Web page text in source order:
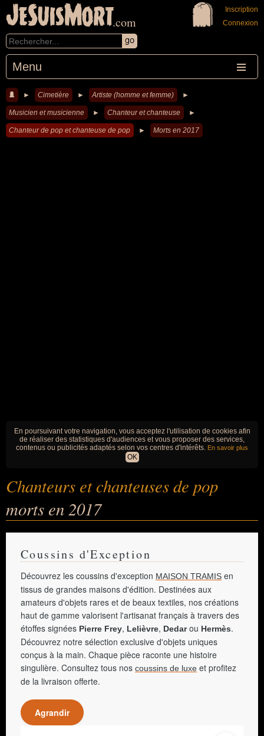
JeSuisMort.com
Menu
Inscription
Connexion
► Cimetière ► Artiste (homme et femme) ►
Musicien et musicienne ► Chanteur et chanteuse ►
Chanteur de pop et chanteuse de pop ► Morts en 2017
En poursuivant votre navigation, vous acceptez l'utilisation de cookies afin
de réaliser des statistiques d'audiences et vous proposer des services,
contenus ou publicités adaptés selon vos centres d'intérêts. En savoir plus
OK
Chanteurs et chanteuses de pop
morts en 2017
Coussins d'Exception
Découvrez les coussins d'exception MAISON TRAMIS en
tissus de grandes maisons d'édition. Destinées aux
amateurs d'objets rares et de beaux textiles, nos créations
haut de gamme valorisent l'artisanat français à travers des
étoffes signées Pierre Frey, Lelièvre, Dedarou Hermès.
Découvrez notre sélection exclusive d'objets uniques
conçus à la main. Chaque pièce raconte une histoire
singulière. Consultez tous nos coussins de luxe et profitez
de la livraison offerte.
Agrandir